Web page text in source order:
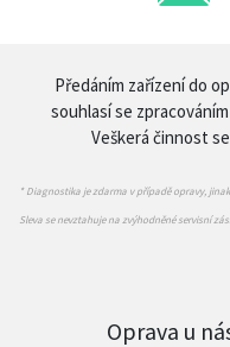
Předáním zařízení do
souhlasí se
Veškerá činnost
* Diagnostika je zdarma v případě opravy,
Sleva se nevztahuje na zvýhodněné servisní
Oprava u